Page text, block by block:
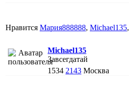
Нравится Мария888888, Michael135,
Michael135
Завсегдатай
1534 2143 Москва